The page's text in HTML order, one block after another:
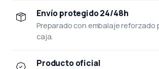
Envío protegido 24/48h
Preparado con embalaje reforzado
caja.
Producto oficial